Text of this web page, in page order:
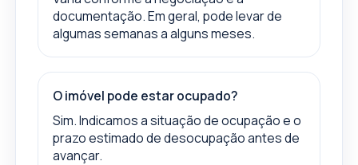
documentação. Em geral, pode levar de
algumas semanas a alguns meses.
O imóvel pode estar ocupado?
Sim. Indicamos a situação de ocupação e o
prazo estimado de desocupação antes de
avançar.